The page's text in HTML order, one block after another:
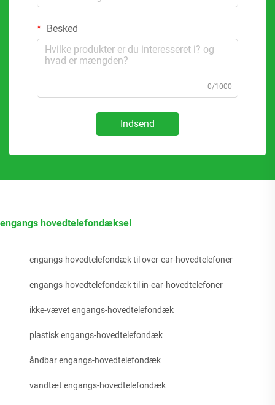
Besked
0/1000
Indsend
engangs hovedtelefondæksel
engangs-hovedtelefondæk til over-ear-hovedtelefoner
engangs-hovedtelefondæk til in-ear-hovedtelefoner
ikke-vævet engangs-hovedtelefondæk
plastisk engangs-hovedtelefondæk
åndbar engangs-hovedtelefondæk
vandtæt engangs-hovedtelefondæk